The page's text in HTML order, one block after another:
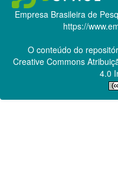
Empresa Brasileira de
https://
O conteúdo do
Creative Commons
4.0